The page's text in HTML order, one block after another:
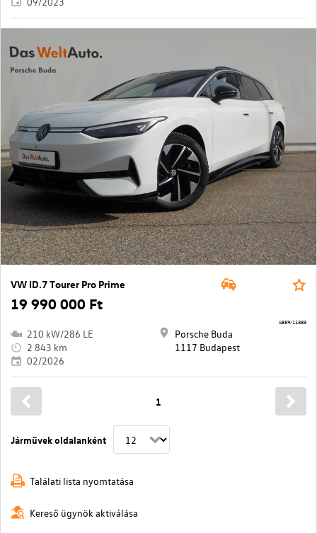
VW ID.7 Tourer Pro Prime
19 990 000 Ft
210 kW/286 LE
2 843 km
02/2026
Porsche Buda
1117 Budapest
4859/11383
Járművek oldalanként
1
Találati lista nyomtatása
Kereső ügynök aktiválása